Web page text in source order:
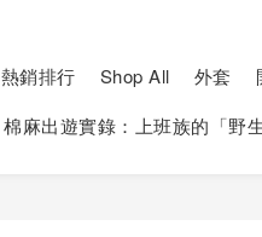
熱銷排行 Shop All 外套
棉麻出遊實錄：上班族的「野